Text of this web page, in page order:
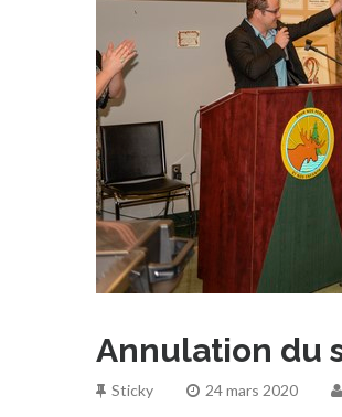
Annulation du
Sticky 24 mars 2020